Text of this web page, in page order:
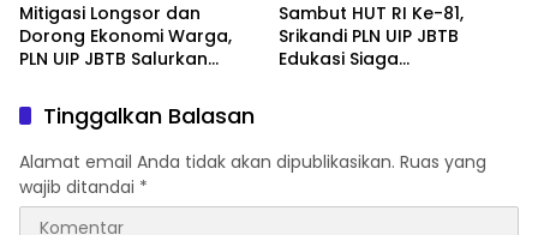
Mitigasi Longsor dan
Dorong Ekonomi Warga,
PLN UIP JBTB Salurkan
Pohon Aren Genjah Asal
Aceh di Banyuwangi
Sambut HUT RI Ke-81,
Srikandi PLN UIP JBTB
Edukasi Siaga
Banyuwangi.
Tinggalkan Balasan
Alamat email Anda tidak akan dipublikasikan. Ruas yang
wajib ditandai *